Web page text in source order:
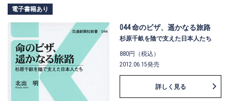
電子書籍あり
044 命のビザ、遥かなる旅路
杉原千畝を陰で支えた日本人たち
880円（税込）
2012.06.15発売
詳しく見る